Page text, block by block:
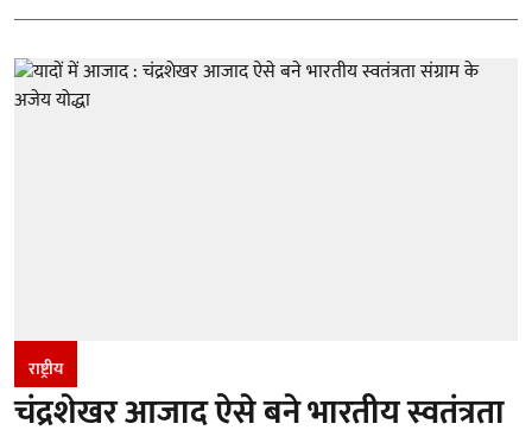
राष्ट्रीय
चंद्रशेखर आजाद ऐसे बने भारतीय स्वतंत्रता